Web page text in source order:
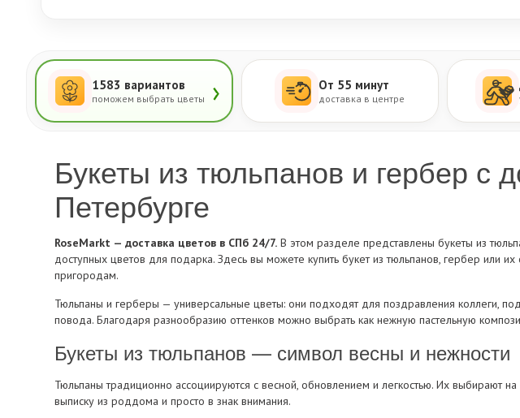
1583 вариантов
поможем выбрать цветы › От 55 минут
доставка в центре
Букеты из тюльпанов и гербер с
Петербурге
RoseMarkt — доставка цветов в СПб 24/7. В этом разделе представлены букеты из
доступных цветов для подарка. Здесь вы можете купить букет из тюльпанов, гербер или
пригородам.
Тюльпаны и герберы — универсальные цветы: они подходят для поздравления коллеги,
повода. Благодаря разнообразию оттенков можно выбрать как нежную пастельную
Букеты из тюльпанов — символ весны и нежности
Тюльпаны традиционно ассоциируются с весной, обновлением и легкостью. Их выбирают
выписку из роддома и просто в знак внимания.